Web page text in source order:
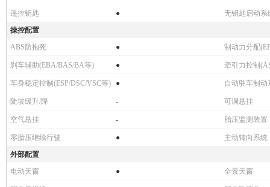
遥控钥匙 ●
无钥匙启动系
操控配置
ABS防抱死
● 制动力分配
刹车辅助(EBA/BAS/BA等) ● 牵引力控制
车身稳定控制(ESP/DSC/VSC等) ● 自动驻车制动
陡坡缓升/降 - 可调悬挂
空气悬挂 - 胎压监测装置
零胎压继续行驶 ●
主动转向系统
外部配置
电动天窗
● 全景天窗